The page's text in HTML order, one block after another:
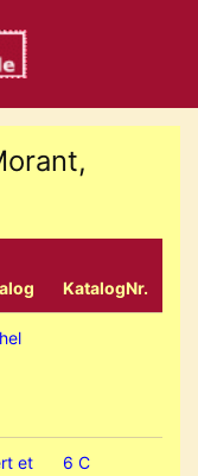
KatalogNr.
et
6 C